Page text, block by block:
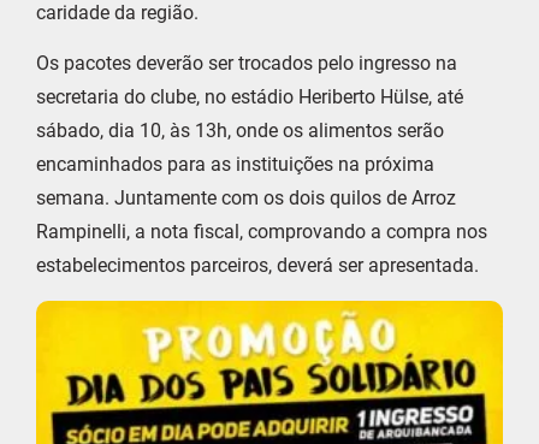
caridade da região.
Os pacotes deverão ser trocados pelo ingresso na
secretaria do clube, no estádio Heriberto Hülse, até
sábado, dia 10, às 13h, onde os alimentos serão
encaminhados para as instituições na próxima
semana. Juntamente com os dois quilos de Arroz
Rampinelli, a nota fiscal, comprovando a compra nos
estabelecimentos parceiros, deverá ser apresentada.